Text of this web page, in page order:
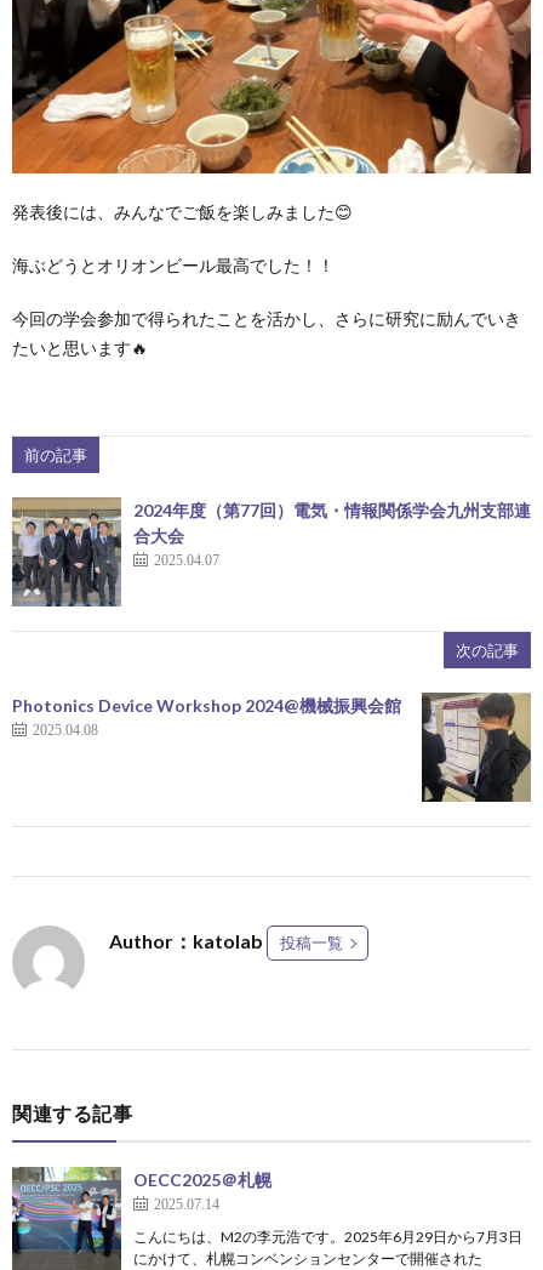
発表後には、みんなでご飯を楽しみました😊
海ぶどうとオリオンビール最高でした！！
今回の学会参加で得られたことを活かし、さらに研究に励んでいき
たいと思います🔥
前の記事
2024年度（第77回）電気・情報関係学会九州支部連
合大会
2025.04.07
次の記事
Photonics Device Workshop 2024@機械振興会館
2025.04.08
Author：katolab 投稿一覧
関連する記事
OECC2025＠札幌
2025.07.14
こんにちは、M2の李元浩です。2025年6月29日から7月3日
にかけて、札幌コンベンションセンターで開催された